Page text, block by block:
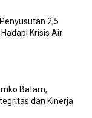
2,5
Krisis Air
Batam,
dan Kinerja